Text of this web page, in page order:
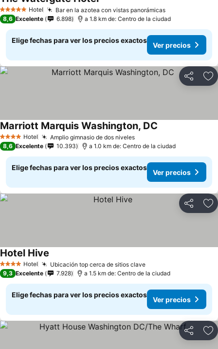
5 Estrellas Hotel Bar en la azotea con vistas panorámicas
8,6 Excelente 6.898 a 1.8 km de: Centro de la ciudad
Elige fechas para ver los precios exactos
Ver precios
Compartir
4 EstrellasHotel Amplio gimnasio de dos niveles
Marriott Marquis Washington, DC
8,6 Excelente 10.393 a 1.0 km de: Centro de la ciudad
Elige fechas para ver los precios exactos
Ver precios
Compartir
4 EstrellasHotel Ubicación top cerca de sitios clave
Hotel Hive
9,3 Excelente 7.928 a 1.5 km de: Centro de la ciudad
Elige fechas para ver los precios exactos
Ver precios
Compartir